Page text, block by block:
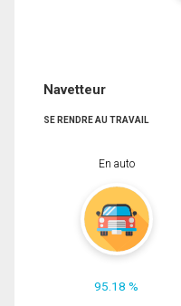
Navetteur
SE RENDRE AU TRAVAIL
En auto
95.18 %